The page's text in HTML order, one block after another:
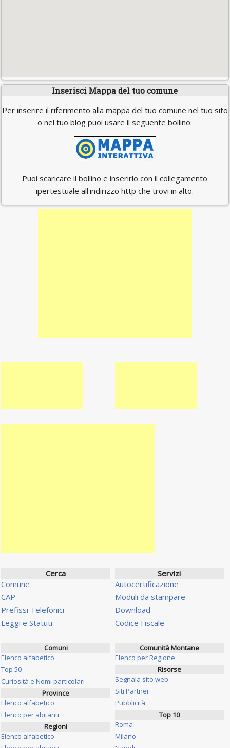
Inserisci Mappa del tuo comune
Per inserire il riferimento alla mappa del tuo comune nel tuo sito
o nel tuo blog puoi usare il seguente bollino:
Puoi scaricare il bollino e inserirlo con il collegamento
ipertestuale all'indirizzo http che trovi in alto.
Cerca
Comune
CAP
Prefissi Telefonici
Leggi e Statuti
Servizi
Autocertificazione
Moduli da stampare
Download
Codice Fiscale
Comuni
Elenco alfabetico
Top 50
Curiosità e Nomi particolari
Province
Elenco alfabetico
Elenco per abitanti
Regioni
Elenco alfabetico
Comunità Montane
Elenco per Regione
Risorse
Segnala sito web
Siti Partner
Pubblicità
Top 10
Roma
Milano